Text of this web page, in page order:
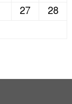
27
28